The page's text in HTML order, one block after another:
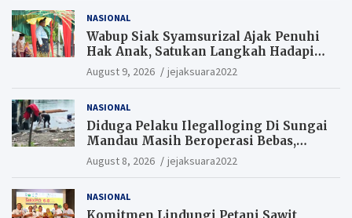
NASIONAL
Wabup Siak Syamsurizal Ajak Penuhi
Hak Anak, Satukan Langkah Hadapi
Tantangan Daerah
August 9, 2026 jejaksuara2022
NASIONAL
Diduga Pelaku Ilegalloging Di Sungai
Mandau Masih Beroperasi Bebas,
Masyarakat Minta Aparat Penegak
Hukum Segera Tangkap Aktor Dan
August 8, 2026 jejaksuara2022
NASIONAL
Komitmen Lindungi Petani Sawit,